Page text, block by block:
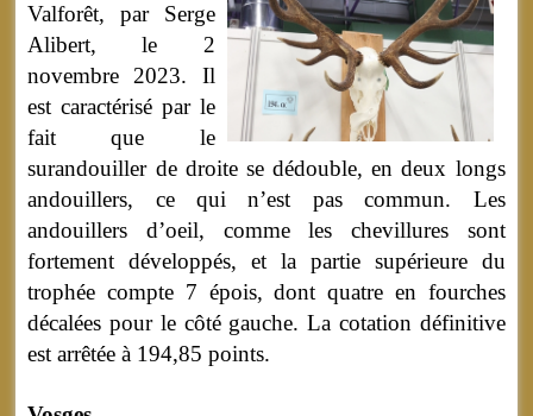
Valforêt, par Serge
Alibert, le 2
novembre 2023. Il
est caractérisé par le
fait que le
surandouiller de droite se dédouble, en deux longs
andouillers, ce qui n’est pas commun. Les
andouillers d’oeil, comme les chevillures sont
fortement développés, et la partie supérieure du
trophée compte 7 épois, dont quatre en fourches
décalées pour le côté gauche. La cotation définitive
est arrêtée à 194,85 points.